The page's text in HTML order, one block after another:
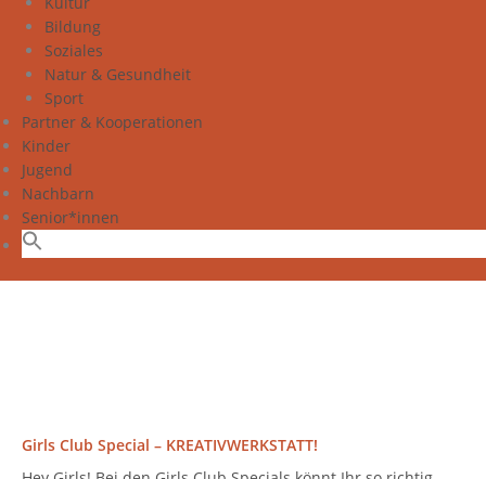
Bildung
Soziales
Natur & Gesundheit
Sport
Partner & Kooperationen
Kinder
Jugend
Nachbarn
Senior*innen
Girls Club Special – KREATIVWERKSTATT!